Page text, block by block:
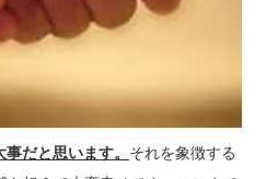
だと思います。 それを象徴する